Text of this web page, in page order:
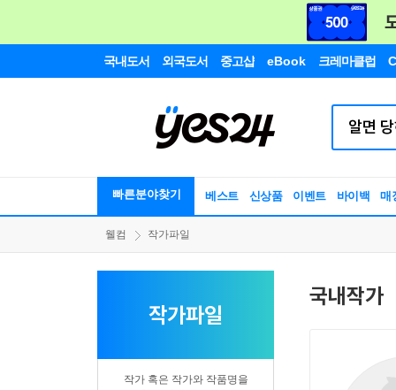
국내도서 외국도서 중고샵 eBook 크레마클럽
빠른분야찾기 베스트 신상품 이벤트 바이백 매
웰컴 작가파일
작가파일
작가 혹은 작가와 작품명을
국내작가